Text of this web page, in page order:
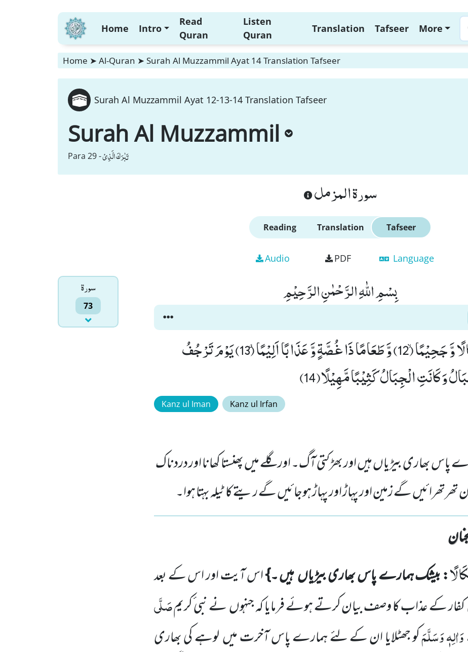
Home Intro
Read
Quran
Listen
Quran
Translation Tafseer More
Home ➤ Al-Quran ➤ Surah Al Muzzammil Ayat 14 Translation Tafseer
Surah Al Muzzammil Ayat 12-13-14 Translation Tafseer
Surah Al Muzzammil
Para 29 -تَبٰرَكَ الَّذِیْ
سورة المزمل
Reading Translation Tafseer
Audio PDF Language
سورۃ
73
بِسْمِ اللّٰهِ الرَّحْمٰنِ الرَّحِیْمِ
اِنَّ لَدَیْنَاۤ اَنْكَالًا وَّ جَحِیْمًاۙ (12) وَّ طَعَامًا ذَا غُصَّةٍ وَّ عَذَابًا اَلِیْمًاۗ (13) یَوْمَ تَرْجُفُ
وَ كَانَتِ الْجِبَالُ كَثِیْبًا مَّهِیْلًا(14)
Kanz ul Iman Kanz ul Irfan
بھاری بیڑیاں ہیں اور بھڑکتی آگ۔ اور گلے میں پھنستا کھانا اور دردناک
گے زمین اور پہاڑ اور پہاڑ ہوجائیں گے ریتے کا ٹیلہ بہتا ہوا۔
: بیشک ہمارے پاس بھاری بیڑیاںہیں ۔}اس آیت اور اس کے بعد
کفار کے عذابکا وصف بیان کرتے ہوئے فرمایا کہ جنہوںنے نبی ٔکریمصَلَّی
وَاٰلِہٖ وَسَلَّمَکو جھٹلایا ان کے لئے ہمارے پاس آخرت میںلوہے کی بھاری